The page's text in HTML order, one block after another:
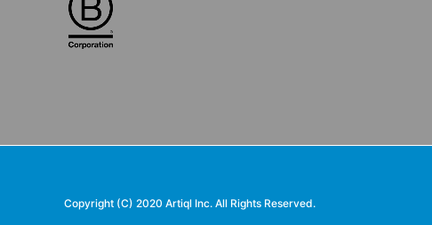
Copyright (C) 2020 Artiql Inc. All Rights Reserved.